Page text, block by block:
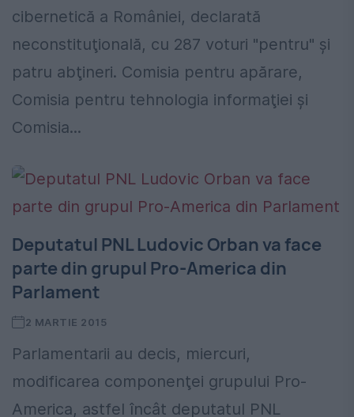
cibernetică a României, declarată
neconstituţională, cu 287 voturi "pentru" şi
patru abţineri. Comisia pentru apărare,
Comisia pentru tehnologia informaţiei şi
Comisia...
Deputatul PNL Ludovic Orban va face
parte din grupul Pro-America din
Parlament
2 MARTIE 2015
Parlamentarii au decis, miercuri,
modificarea componenţei grupului Pro-
America, astfel încât deputatul PNL